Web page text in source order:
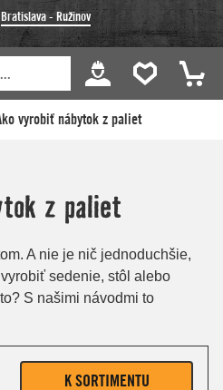
Bratislava - Ružinov